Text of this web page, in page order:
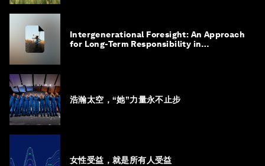
Intergenerational Foresight: An Approach
for Long-Term Responsibility in
浩瀚太空，“她”力量永不止步
女性受益，就是所有人受益